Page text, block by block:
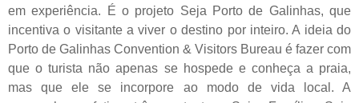
em experiência. É o projeto Seja Porto de Galinhas, que
incentiva o visitante a viver o destino por inteiro. A ideia do
Porto de Galinhas Convention & Visitors Bureau é fazer com
que o turista não apenas se hospede e conheça a praia,
mas que ele se incorpore ao modo de vida local. A